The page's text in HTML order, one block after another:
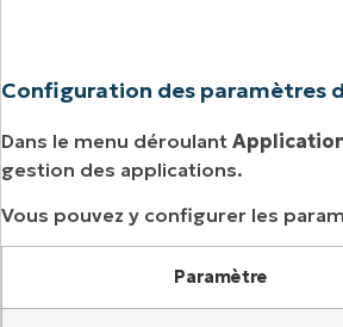
Configuration des paramètres
Dans le menu déroulant
gestion des applications.
Vous pouvez y configurer les
Paramètre